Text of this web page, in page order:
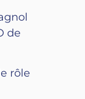
de
rôle